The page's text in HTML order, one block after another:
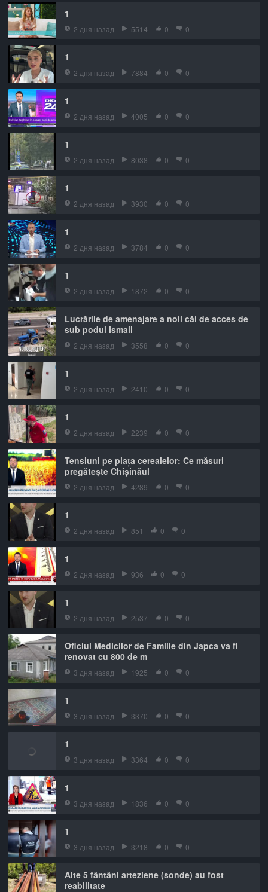
1
2 дня назад 5514 0 0
1
2 дня назад 7884 0 0
1
2 дня назад 4005 0 0
1
2 дня назад 8038 0 0
1
2 дня назад 3930 0 0
1
2 дня назад 3784 0 0
1
2 дня назад 1872 0 0
Lucrările de amenajare a noii căi de acces de
sub podul Ismail
2 дня назад 3558 0 0
1
2 дня назад 2410 0 0
1
2 дня назад 2239 0 0
Tensiuni pe piața cerealelor: Ce măsuri
pregătește Chișinăul
2 дня назад 4289 0 0
1
2 дня назад 851 0 0
1
2 дня назад 936 0 0
1
2 дня назад 2537 0 0
Oficiul Medicilor de Familie din Japca va fi
renovat cu 800 de m
3 дня назад 1925 0 0
1
3 дня назад 3370 0 0
1
3 дня назад 3364 0 0
1
3 дня назад 1836 0 0
1
3 дня назад 3218 0 0
Alte 5 fântâni arteziene (sonde) au fost
reabilitate